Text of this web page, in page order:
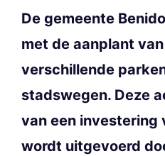
De gemeente
met de aanplant
verschillende
stadswegen. Deze
van een investering
wordt uitgevoerd